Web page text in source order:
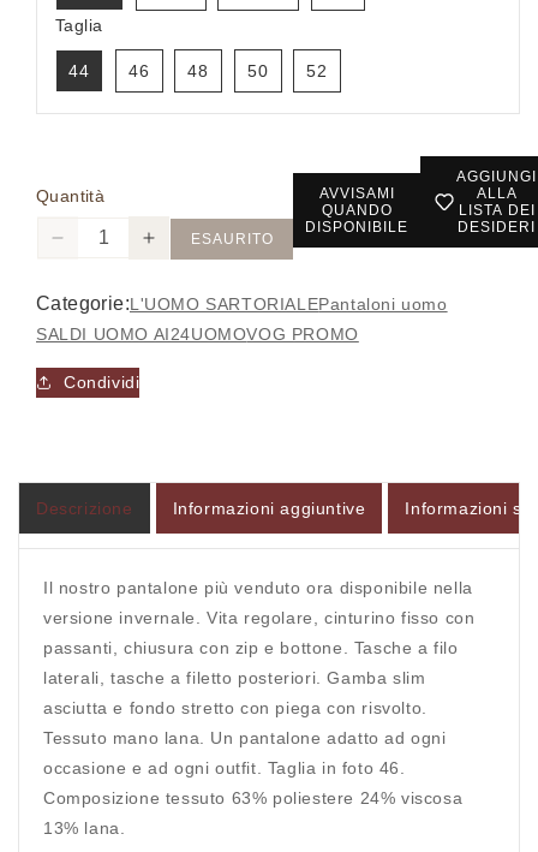
Taglia
44 46 48 50 52
Quantità
Diminuisci
per
LAN
NAPOLI
-
Pantalone
Aumenta
per
LAN
NAPOLI
ESAURITO
AVVISAMI
QUANDO
DISPONIBILE
AGGIUNGI
ALLA
LISTA DEI
DESIDERI
Categorie:L'UOMO SARTORIALEPantaloni uomo
SALDI UOMO AI24UOMOVOG PROMO
Condividi
Descrizione Informazioni aggiuntive Informazioni
Il nostro pantalone più venduto ora disponibile nella
versione invernale. Vita regolare, cinturino fisso con
passanti, chiusura con zip e bottone. Tasche a filo
laterali, tasche a filetto posteriori. Gamba slim
asciutta e fondo stretto con piega con risvolto.
Tessuto mano lana. Un pantalone adatto ad ogni
occasione e ad ogni outfit. Taglia in foto 46.
Composizione tessuto 63% poliestere 24% viscosa
13% lana.
Accesso richiesto
Accedi al tuo account per aggiungere prodotti alla
tua lista dei desideri e visualizzare gli articoli
salvati in precedenza.